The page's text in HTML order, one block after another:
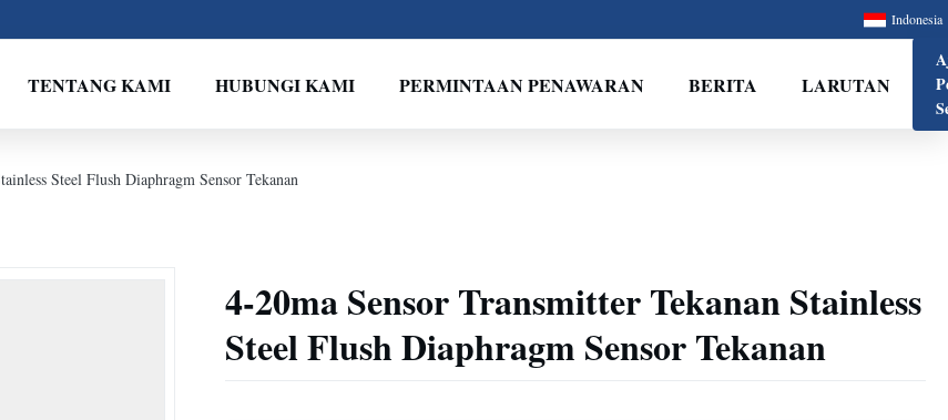
Indonesia
TENTANG KAMI HUBUNGI KAMI PERMINTAAN PENAWARAN BERITA LARUTAN
Steel Flush Diaphragm Sensor Tekanan
4-20ma Sensor Transmitter Tekanan Stainless
Steel Flush Diaphragm Sensor Tekanan